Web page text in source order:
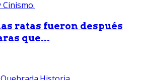
ratas fueron después
que...